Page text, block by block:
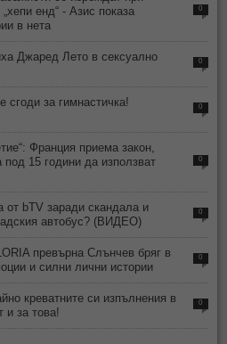
енд“ - Азис показа
в нета
0
Джаред Лето в сексуално
0
сгоди за гимнастичка!
0
Франция приема закон,
15 години да използват
0
от bTV заради скандала и
автобус? (ВИДЕО)
0
превърна Слънчев бряг в
и силни лични истории
0
креватните си изпълнения в
и за това!
0